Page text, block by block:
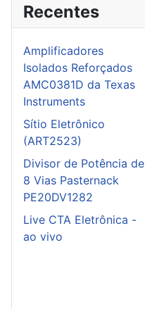
Recentes
Amplificadores
Isolados Reforçados
AMC0381D da Texas
Instruments
Sítio Eletrônico
(ART2523)
Divisor de Potência de
8 Vias Pasternack
PE20DV1282
Live CTA Eletrônica -
ao vivo